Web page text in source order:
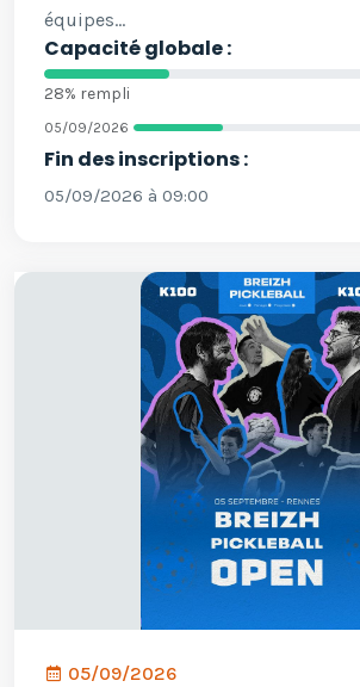
équipes...
Capacité globale :
28% rempli
05/09/2026
Fin des inscriptions :
05/09/2026 à 09:00
05/09/2026